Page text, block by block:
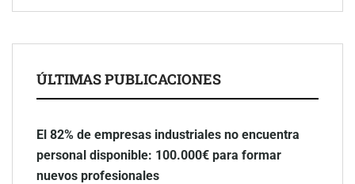
ÚLTIMAS PUBLICACIONES
El 82% de empresas industriales no encuentra
personal disponible: 100.000€ para formar
nuevos profesionales